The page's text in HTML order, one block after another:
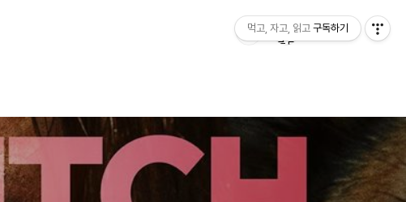
먹고, 자고, 읽고 구독하기